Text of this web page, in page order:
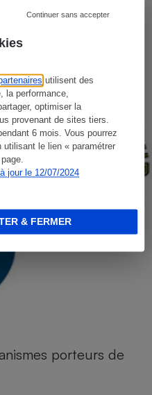
utilisent des
la performance,
optimiser la
provenant de sites tiers.
6 mois. Vous pourrez
utilisant le lien « paramétrer
jour le 12/07/2024
Continuer sans accepter
& FERMER
porteurs de